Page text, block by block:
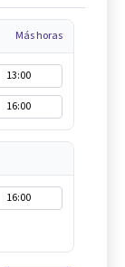
Más horas
13:00
16:00
16:00